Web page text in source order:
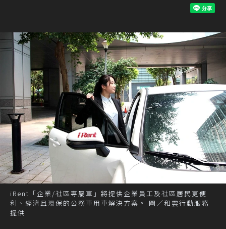
iRent「企業/社區專屬車」將提供企業員工及社區居民更便
利、經濟且環保的公務車用車解決方案。 圖／和雲行動服務
提供